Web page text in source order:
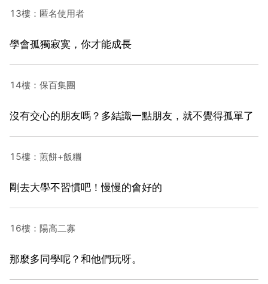
13樓：匿名使用者
學會孤獨寂寞，你才能成長
14樓：保百集團
沒有交心的朋友嗎？多結識一點朋友，就不覺得孤單了
15樓：煎餅+飯糰
剛去大學不習慣吧！慢慢的會好的
16樓：陽高二寡
那麼多同學呢？和他們玩呀。